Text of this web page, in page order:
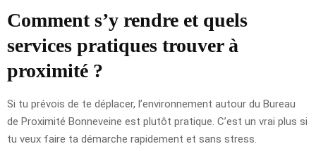
Comment s’y rendre et quels
services pratiques trouver à
proximité ?
Si tu prévois de te déplacer, l’environnement autour du Bureau
de Proximité Bonneveine est plutôt pratique. C’est un vrai plus si
tu veux faire ta démarche rapidement et sans stress.